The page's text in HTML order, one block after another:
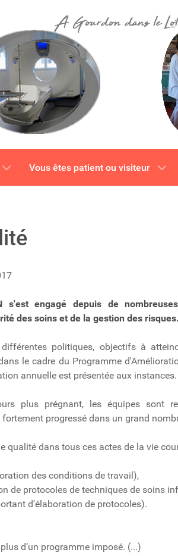
Vous êtes patient ou visiteur
s'est engagé depuis de
des soins et de la gestion des risques.
politiques, objectifs à
le cadre du Programme
annuelle est présentée aux instances.
plus prégnant, les équipes sont
progressé dans un grand
qualité dans tous ces actes de la vie
des conditions de travail),
protocoles de techniques de soins
d'élaboration de protocoles).
d’un programme imposé. (...)